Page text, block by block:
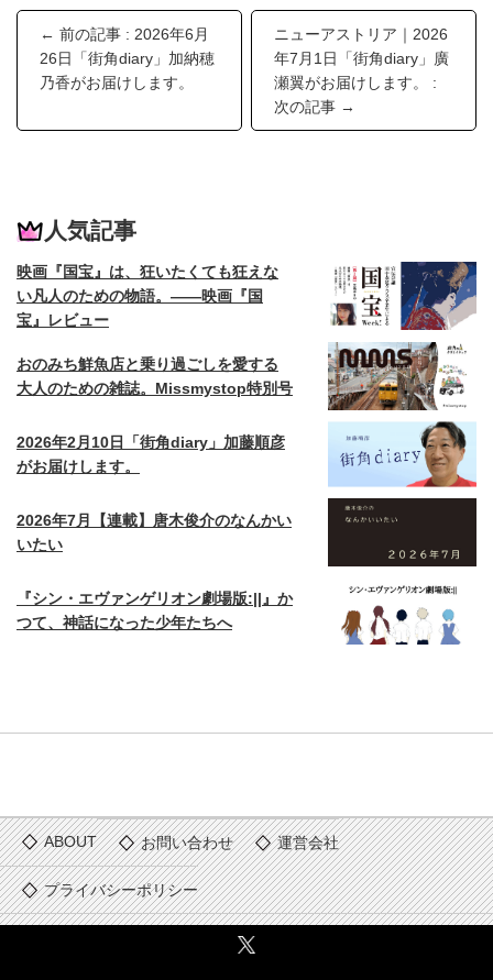
← 前の記事 : 2026年6月
26日「街角diary」加納穂
乃香がお届けします。
ニューアストリア｜2026
年7月1日「街角diary」廣
瀬翼がお届けします。 :
次の記事 →
人気記事
映画『国宝』は、狂いたくても狂えな
い凡人のための物語。——映画『国
宝』レビュー
おのみち鮮魚店と乗り過ごしを愛する
大人のための雑誌。Missmystop特別号
2026年2月10日「街角diary」加藤順彦
がお届けします。
2026年7月【連載】唐木俊介のなんかい
いたい
『シン・エヴァンゲリオン劇場版:||』か
つて、神話になった少年たちへ
ABOUT お問い合わせ 運営会社
プライバシーポリシー